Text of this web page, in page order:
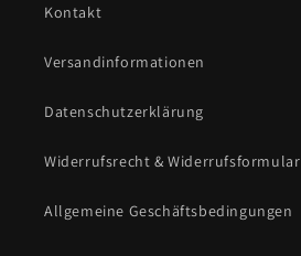
Kontakt
Versandinformationen
Datenschutzerklärung
Widerrufsrecht & Widerrufsformular
Allgemeine Geschäftsbedingungen